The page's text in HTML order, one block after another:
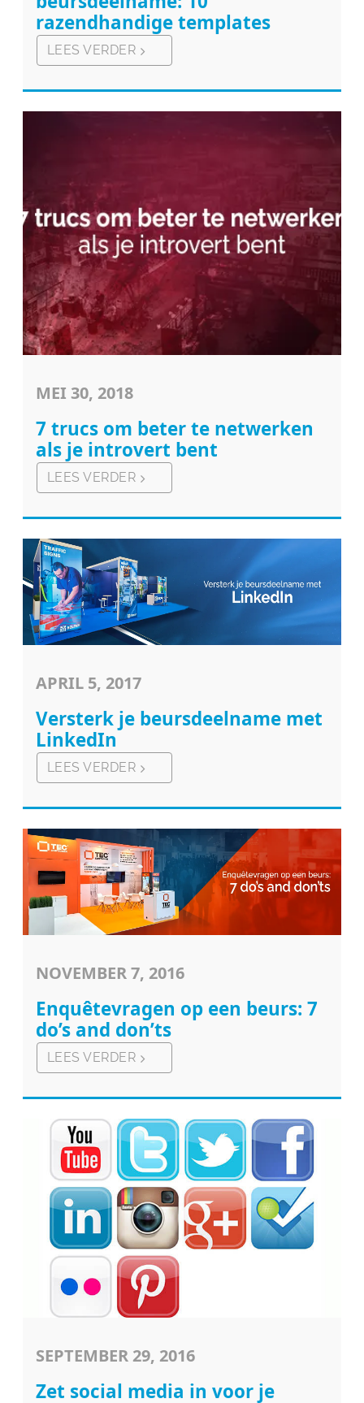
razendhandige templates
LEES VERDER
MEI 30, 2018
7 trucs om beter te netwerken
als je introvert bent
LEES VERDER
APRIL 5, 2017
Versterk je beursdeelname met
LinkedIn
LEES VERDER
NOVEMBER 7, 2016
Enquêtevragen op een beurs: 7
do’s and don’ts
LEES VERDER
SEPTEMBER 29, 2016
Zet social media in voor je